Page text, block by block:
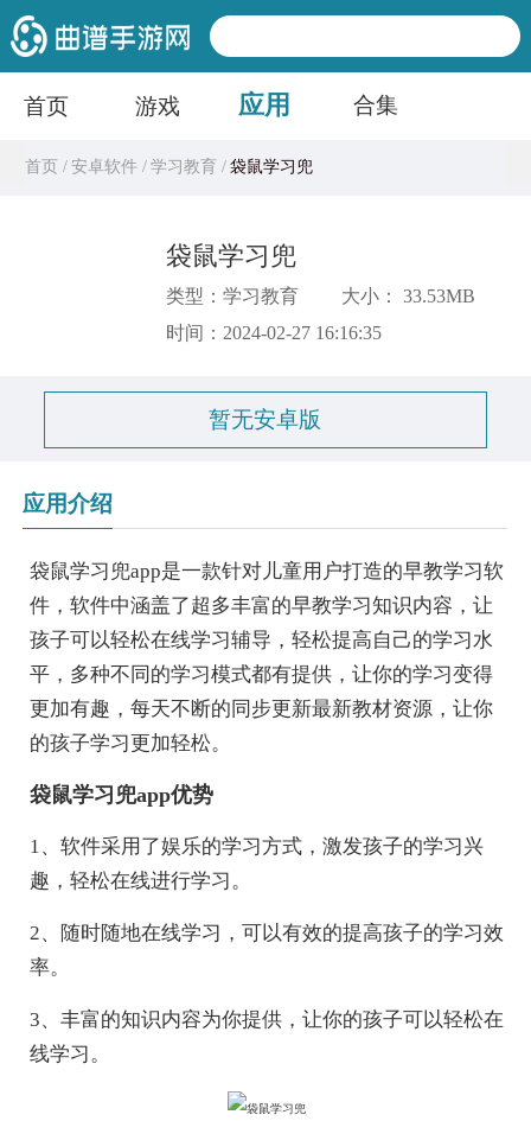
首页 游戏 应用 合集
首页 /安卓软件 /学习教育 /袋鼠学习兜
袋鼠学习兜
类型：学习教育
大小： 33.53MB
时间：2024-02-27 16:16:35
暂无安卓版
应用介绍
袋鼠学习兜app是一款针对儿童用户打造的早教学习软
件，软件中涵盖了超多丰富的早教学习知识内容，让
孩子可以轻松在线学习辅导，轻松提高自己的学习水
平，多种不同的学习模式都有提供，让你的学习变得
更加有趣，每天不断的同步更新最新教材资源，让你
的孩子学习更加轻松。
袋鼠学习兜app优势
1、软件采用了娱乐的学习方式，激发孩子的学习兴
趣，轻松在线进行学习。
2、随时随地在线学习，可以有效的提高孩子的学习效
率。
3、丰富的知识内容为你提供，让你的孩子可以轻松在
线学习。